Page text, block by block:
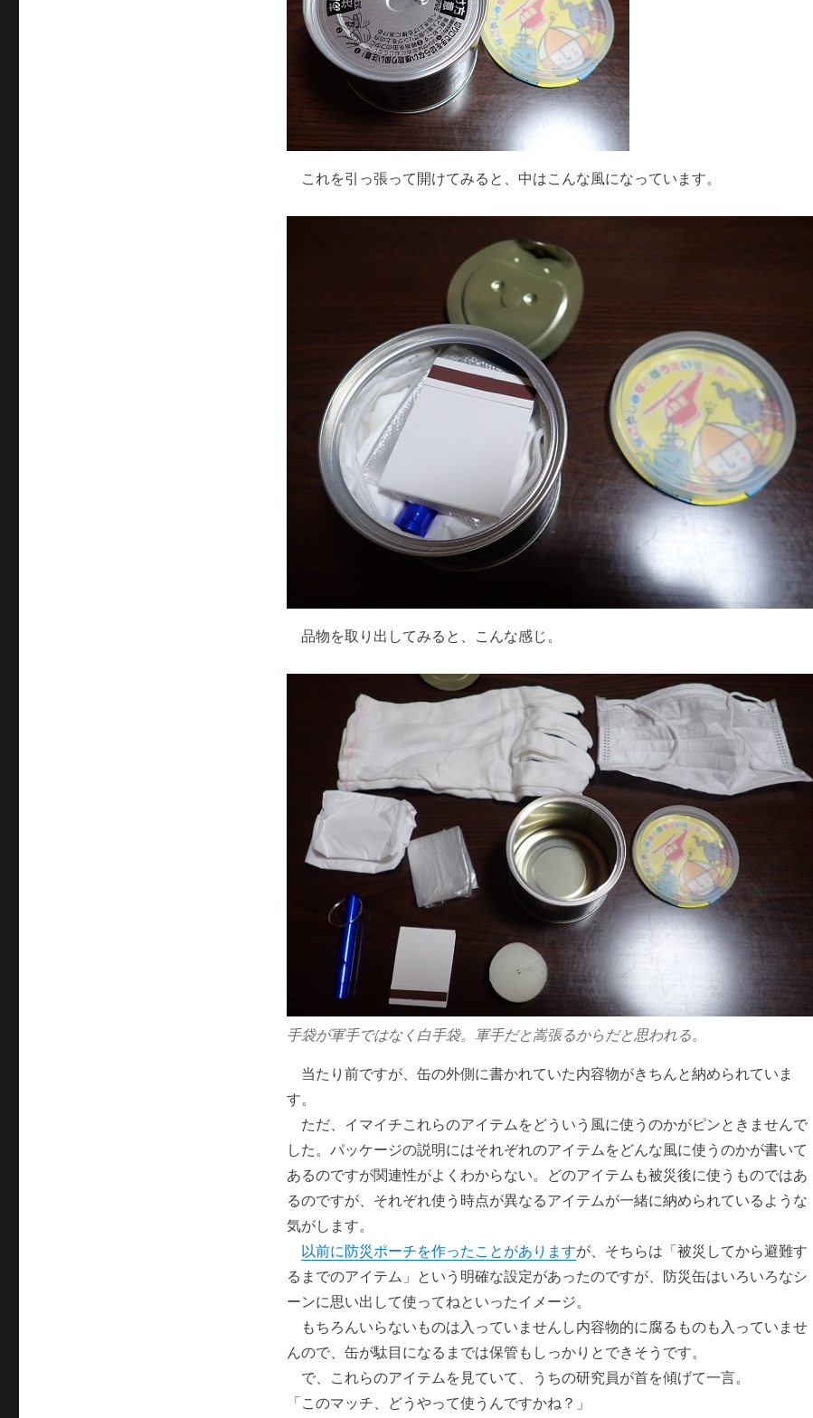
これを引っ張って開けてみると、中はこんな風になっています。
品物を取り出してみると、こんな感じ。
手袋が軍手ではなく白手袋。軍手だと嵩張るからだと思われる。
当たり前ですが、缶の外側に書かれていた内容物がきちんと納められていま
す。
ただ、イマイチこれらのアイテムをどういう風に使うのかがピンときませんで
した。パッケージの説明にはそれぞれのアイテムをどんな風に使うのかが書いて
あるのですが関連性がよくわからない。どのアイテムも被災後に使うものではあ
るのですが、それぞれ使う時点が異なるアイテムが一緒に納められているような
気がします。
以前に防災ポーチを作ったことがありますが、そちらは「被災してから避難す
るまでのアイテム」という明確な設定があったのですが、防災缶はいろいろなシ
ーンに思い出して使ってねといったイメージ。
もちろんいらないものは入っていませんし内容物的に腐るものも入っていませ
んので、缶が駄目になるまでは保管もしっかりとできそうです。
で、これらのアイテムを見ていて、うちの研究員が首を傾げて一言。
「このマッチ、どうやって使うんですかね？」